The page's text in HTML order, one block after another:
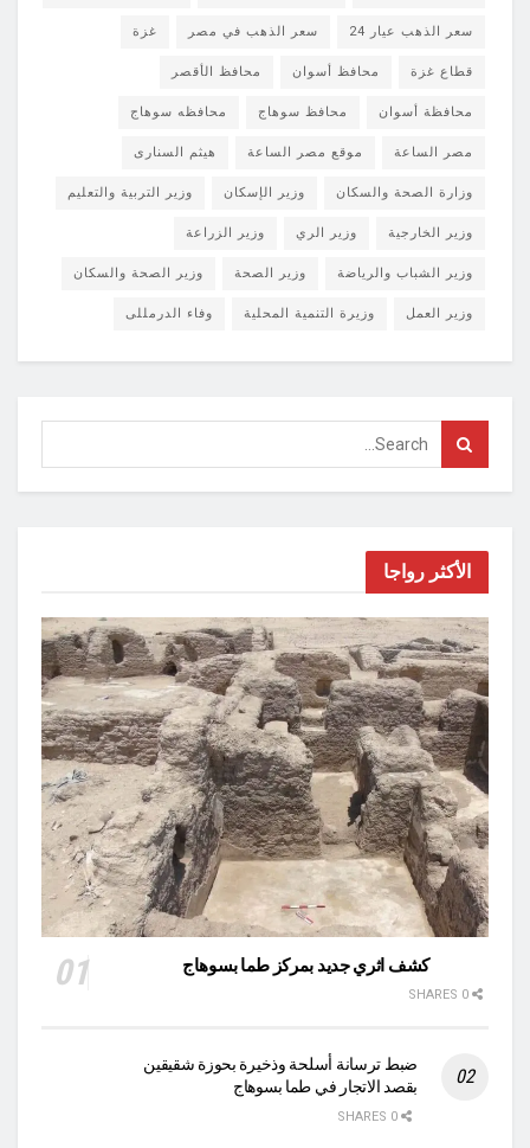
سعر الذهب عيار 24 سعر الذهب في مصر غزة
قطاع غزة محافظ أسوان محافظ الأقصر
محافظة أسوان محافظ سوهاج محافظه سوهاج
مصر الساعة موقع مصر الساعة هيثم السنارى
وزارة الصحة والسكان وزير الإسكان وزير التربية والتعليم
وزير الخارجية وزير الري وزير الزراعة
وزير الشباب والرياضة وزير الصحة وزير الصحة والسكان
وزير العمل وزيرة التنمية المحلية وفاء الدرمللى
الأكثر رواجا
كشف اثري جديد بمركز طما بسوهاج
ضبط ترسانة أسلحة وذخيرة بحوزة شقيقين
بقصد الاتجار في طما بسوهاج